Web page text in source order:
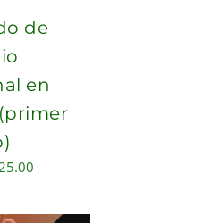
de
en
is: